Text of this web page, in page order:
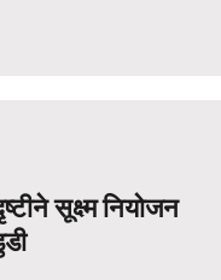
सूक्ष्म नियोजन